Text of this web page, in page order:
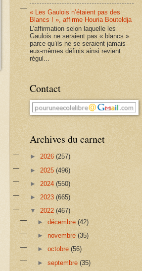
« Les Gaulois n’étaient pas des
Blancs ! », affirme Houria Bouteldja
L’affirmation selon laquelle les
Gaulois ne seraient pas « blancs »
parce qu’ils ne se seraient jamais
eux-mêmes définis ainsi revient
régul...
Contact
Archives du carnet
► 2026 (257)
► 2025 (496)
► 2024 (550)
► 2023 (665)
▼ 2022 (467)
►décembre(42)
►novembre(35)
►octobre(56)
►septembre(35)